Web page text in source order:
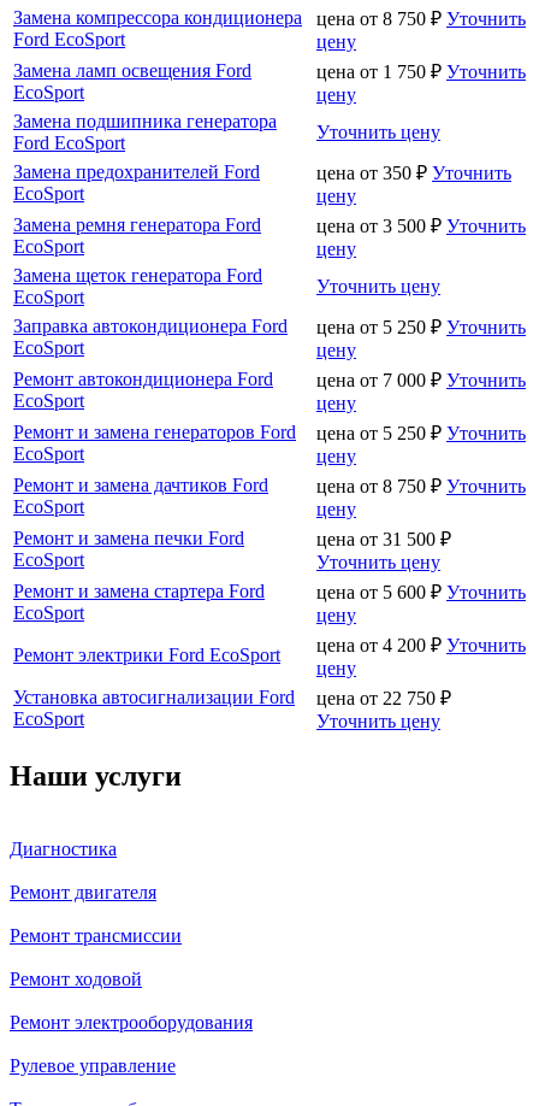
Замена компрессора кондиционера
Ford EcoSport
цена от 8 750 ₽ Уточнить
цену
Замена ламп освещения Ford
EcoSport
цена от 1 750 ₽ Уточнить
цену
Замена подшипника генератора
Ford EcoSport
Уточнить цену
Замена предохранителей Ford
EcoSport
цена от 350 ₽ Уточнить
цену
Замена ремня генератора Ford
EcoSport
цена от 3 500 ₽ Уточнить
цену
Замена щеток генератора Ford
EcoSport
Уточнить цену
Заправка автокондиционера Ford
EcoSport
цена от 5 250 ₽ Уточнить
цену
Ремонт автокондиционера Ford
EcoSport
цена от 7 000 ₽ Уточнить
цену
Ремонт и замена генераторов Ford
EcoSport
цена от 5 250 ₽ Уточнить
цену
Ремонт и замена дачтиков Ford
EcoSport
цена от 8 750 ₽ Уточнить
цену
Ремонт и замена печки Ford
EcoSport
цена от 31 500 ₽
Уточнить цену
Ремонт и замена стартера Ford
EcoSport
цена от 5 600 ₽ Уточнить
цену
Ремонт электрики Ford EcoSport
цена от 4 200 ₽ Уточнить
цену
Установка автосигнализации Ford
EcoSport
цена от 22 750 ₽
Уточнить цену
Наши услуги
Диагностика
Ремонт двигателя
Ремонт трансмиссии
Ремонт ходовой
Ремонт электрооборудования
Рулевое управление